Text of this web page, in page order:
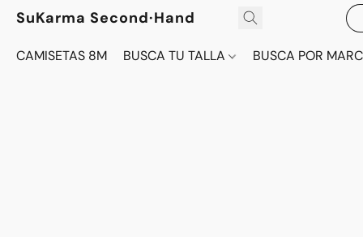
SuKarma Second·Hand
CAMISETAS 8M BUSCA TU TALLA BUSCA POR